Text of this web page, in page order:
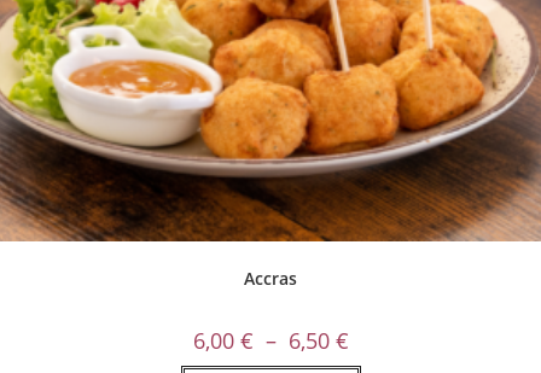
Accras
6,00 € – 6,50 €